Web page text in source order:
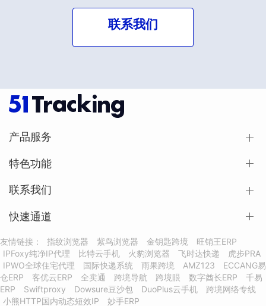
联系我们
产品服务
特色功能
联系我们
快速通道
友情链接： 指纹浏览器 紫鸟浏览器 金钥匙跨境
旺销王ERP
IPFoxy纯净IP代理
比特云手机 火豹浏览器 飞时达快递
虎步PRA
IPWO全球住宅代理
国际快递系统 雨果跨境 AMZ123
ECCANG易
仓ERP
客优云ERP 全卖通 跨境导航 跨境眼 数字酋长ERP
千易
ERP
Swiftproxy Dowsure豆沙包 DuoPlus云手机
跨境网络专线
小熊HTTP国内动态短效IP
妙手ERP